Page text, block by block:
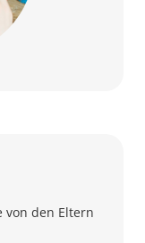
von den Eltern